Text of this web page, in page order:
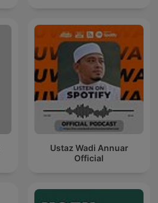
Ustaz Wadi Annuar
Official